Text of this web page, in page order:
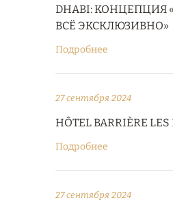
DHABI: КОНЦЕПЦИЯ
ВСЁ ЭКСКЛЮЗИВНО»
Подробнее
27 сентября 2024
HÔTEL BARRIÈRE LES
Подробнее
27 сентября 2024